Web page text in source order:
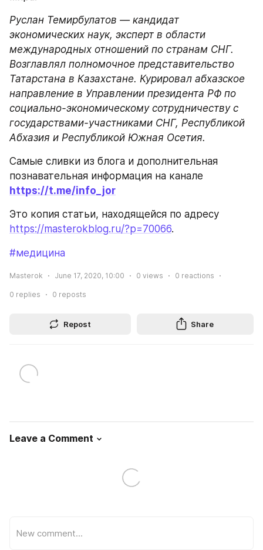
Руслан Темирбулатов — кандидат
экономических наук, эксперт в области
международных отношений по странам СНГ.
Возглавлял полномочное представительство
Татарстана в Казахстане. Курировал абхазское
направление в Управлении президента РФ по
социально-экономическому сотрудничеству с
государствами-участниками СНГ, Республикой
Абхазия и Республикой Южная Осетия.
Самые сливки из блога и дополнительная
https://t.me/info_jor
https://masterokblog.ru/?p=70066.
#медицина
Masterok June 17, 2020, 10:00 0 views 0 reactions
0 replies 0 reposts
Repost Share
Leave a Comment